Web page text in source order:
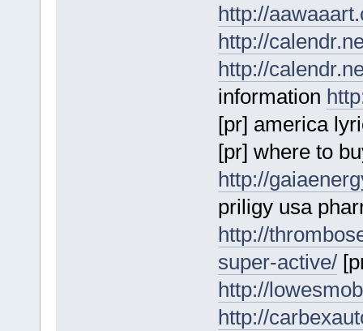
http://
http://
http://
information
[pr] america
[pr] where to
http://
priligy usa
http://
super-active/
http://
http://